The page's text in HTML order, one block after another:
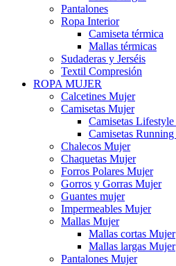
Pantalones
Ropa Interior
Camiseta térmica
Mallas térmicas
Sudaderas y Jerséis
Textil Compresión
ROPA MUJER
Calcetines Mujer
Camisetas Mujer
Camisetas
Camisetas
Chalecos Mujer
Chaquetas Mujer
Forros Polares Mujer
Gorros y Gorras Mujer
Guantes mujer
Impermeables Mujer
Mallas Mujer
Mallas cortas Mujer
Mallas largas Mujer
Pantalones Mujer